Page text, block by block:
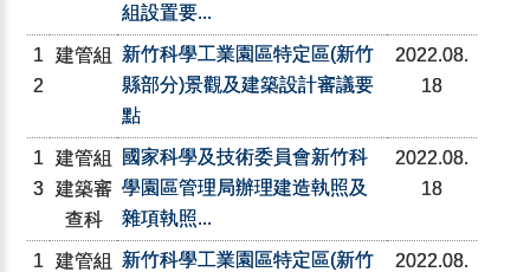
組設置要...
1
2
建管組
新竹科學工業園區特定區(新竹
縣部分)景觀及建築設計審議要
點
2022.08.
18
1
3
建管組
建築審
查科
國家科學及技術委員會新竹科
學園區管理局辦理建造執照及
雜項執照...
2022.08.
18
1
建管組
新竹科學工業園區特定區(新竹
2022.08.